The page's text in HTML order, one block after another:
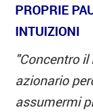
PROPRIE
INTUIZIONI
"Concentro
azionario
assumermi